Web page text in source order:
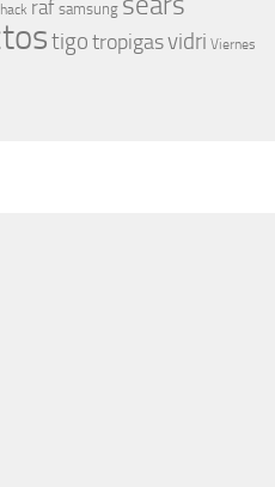
raf samsung
tigotropigasvidri Viernes